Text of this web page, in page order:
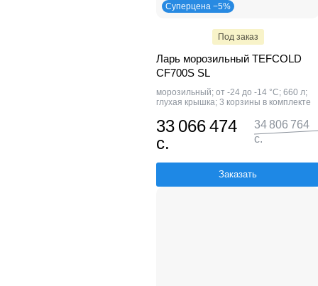
Суперцена −5%
Под заказ
Ларь морозильный TEFCOLD
CF700S SL
морозильный; от -24 до -14 °С; 660 л;
глухая крышка; 3 корзины в комплекте
33 066 474
с.
34 806 764
с.
Заказать